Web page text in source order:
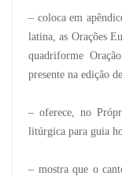
– coloca em
latina, as Orações
quadriforme
presente na edição
– oferece, no
litúrgica para guia
– mostra que o